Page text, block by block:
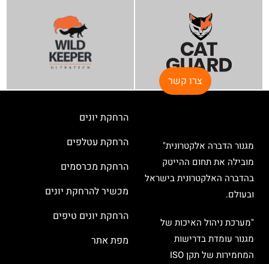
צרו קשר
מגנור הדברה אלקטרונית"
מובילה את תחום ההייטק
בהדברה האלקטרונית בישראל
ובעולם.
"מערכת ניהול האיכות של
מגנור עומדת בדרישות
המחמירות של תקן ISO
הרחקת יונים
הרחקת עטלפים
הרחקת מכרסמים
מכשיר להרחקת יונים
הרחקת יונים טיפים
מפת אתר